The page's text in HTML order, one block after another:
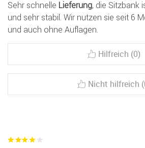
Sehr schnelle Lieferung, die Sitzbank
und sehr stabil. Wir nutzen sie seit 6
und auch ohne Auflagen.
Hilfreich (0)
Nicht hilfreich